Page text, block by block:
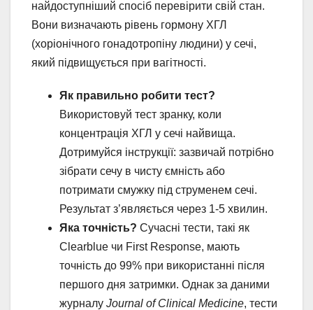
найдоступніший спосіб перевірити свій стан.
Вони визначають рівень гормону ХГЛ
(хоріонічного гонадотропіну людини) у сечі,
який підвищується при вагітності.
Як правильно робити тест?
Використовуй тест зранку, коли
концентрація ХГЛ у сечі найвища.
Дотримуйся інструкції: зазвичай потрібно
зібрати сечу в чисту ємність або
потримати смужку під струменем сечі.
Результат з’являється через 1-5 хвилин.
Яка точність? Сучасні тести, такі як
Clearblue чи First Response, мають
точність до 99% при використанні після
першого дня затримки. Однак за даними
журналу Journal of Clinical Medicine, тести